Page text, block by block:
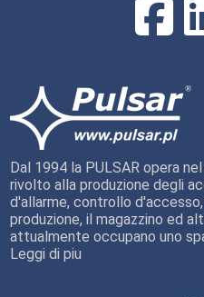
Dal 1994 la PULSAR opera
rivolto alla produzione degli
d'allarme, controllo
produzione, il magazzino ed
attualmente occupano uno
Leggi di piu